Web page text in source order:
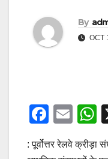
By
OCT
F
a
c
E
ail
: पूर्वोत्तर रेलवे क्रीड़ा